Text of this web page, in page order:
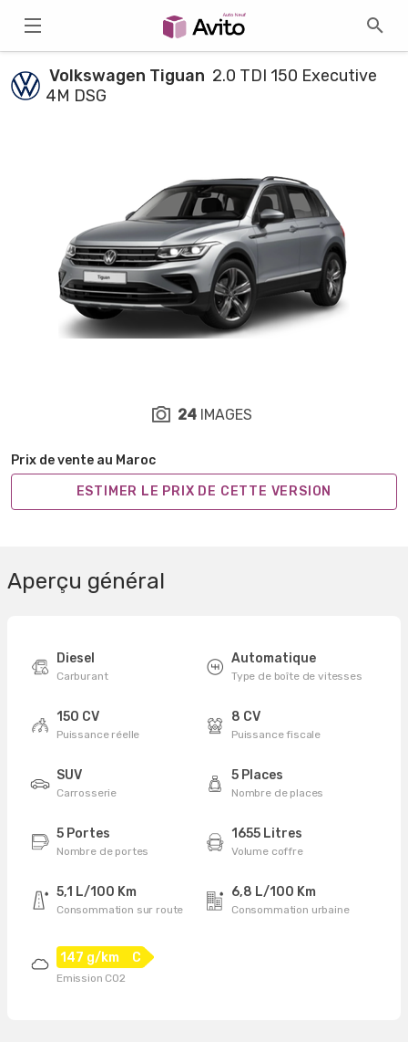
Volkswagen Tiguan 2.0 TDI 150 Executive
4M DSG
Prix de vente au Maroc
ESTIMER LE PRIX DE CETTE VERSION
24 IMAGES
Aperçu général
Diesel
Carburant
Automatique
Type de boîte de vitesses
150 CV
Puissance réelle
8 CV
Puissance fiscale
SUV
Carrosserie
5 Places
Nombre de places
5 Portes
Nombre de portes
1655 Litres
Volume coffre
5,1 L/100 Km
Consommation sur route
6,8 L/100 Km
Consommation urbaine
147 g/km C
Emission CO2